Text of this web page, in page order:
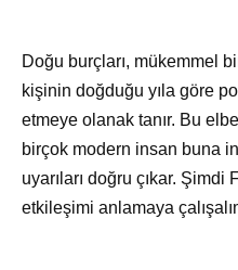
Doğu burçları, mükemmel
kişinin doğduğu yıla göre
etmeye olanak tanır. Bu
birçok modern insan buna
uyarıları doğru çıkar.
etkileşimi anlamaya